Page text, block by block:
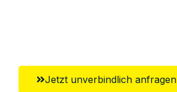
Jetzt unverbindlich anfragen